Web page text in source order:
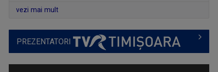
vezi mai mult
PREZENTATORI